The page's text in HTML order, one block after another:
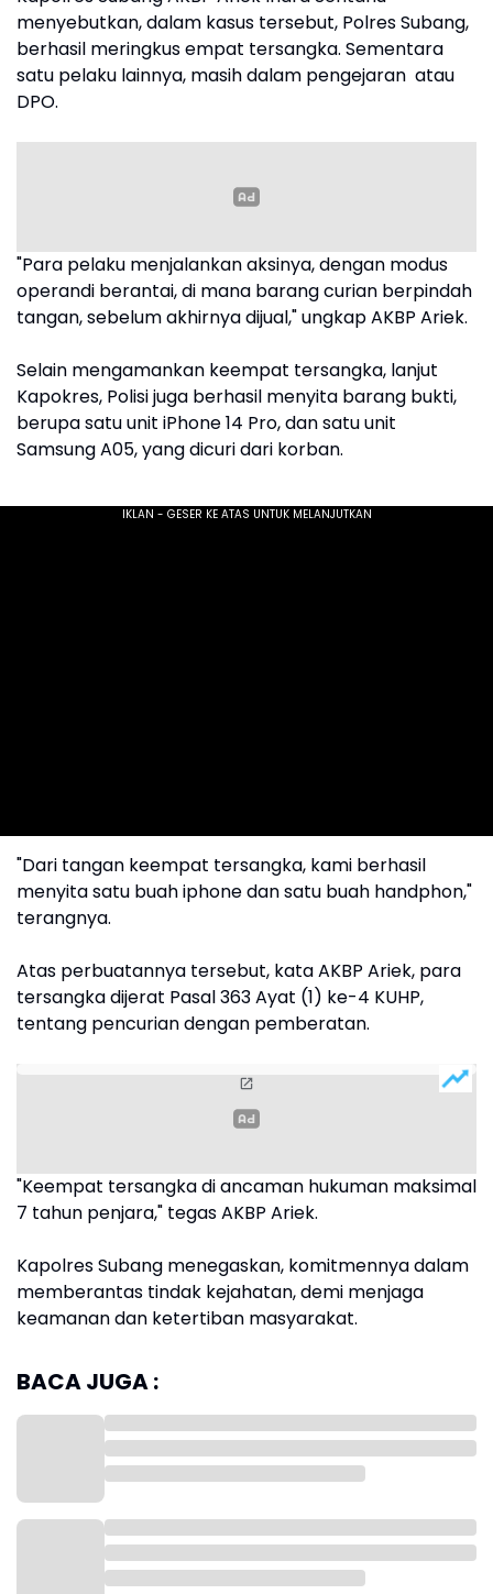
menyebutkan, dalam kasus tersebut, Polres Subang,
berhasil meringkus empat tersangka. Sementara
satu pelaku lainnya, masih dalam pengejaran atau
DPO.
"Para pelaku menjalankan aksinya, dengan modus
operandi berantai, di mana barang curian berpindah
tangan, sebelum akhirnya dijual," ungkap AKBP Ariek.
Selain mengamankan keempat tersangka, lanjut
Kapokres, Polisi juga berhasil menyita barang bukti,
berupa satu unit iPhone 14 Pro, dan satu unit
Samsung A05, yang dicuri dari korban.
"Dari tangan keempat tersangka, kami berhasil
menyita satu buah iphone dan satu buah handphon,"
terangnya.
Atas perbuatannya tersebut, kata AKBP Ariek, para
tersangka dijerat Pasal 363 Ayat (1) ke-4 KUHP,
tentang pencurian dengan pemberatan.
"Keempat tersangka di ancaman hukuman maksimal
7 tahun penjara," tegas AKBP Ariek.
Kapolres Subang menegaskan, komitmennya dalam
memberantas tindak kejahatan, demi menjaga
keamanan dan ketertiban masyarakat.
BACA JUGA :